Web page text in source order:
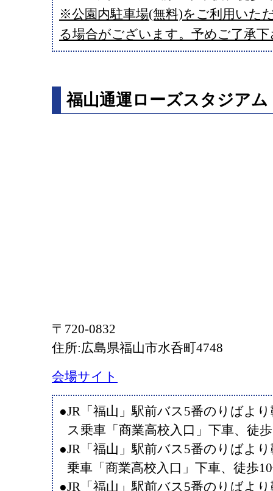
※公園内駐車場(無料)をご利用いた
る場合がございます。予めご了承下
福山通運ローズスタジアム
〒720-0832
住所:広島県福山市水呑町4748
会場サイト
●JR「福山」駅前バス5番のりばよ
ス乗車「商業高校入口」下車、徒
●JR「福山」駅前バス5番のりばよ
乗車「商業高校入口」下車、徒歩
●JR「福山」駅前バス5番のりばよ